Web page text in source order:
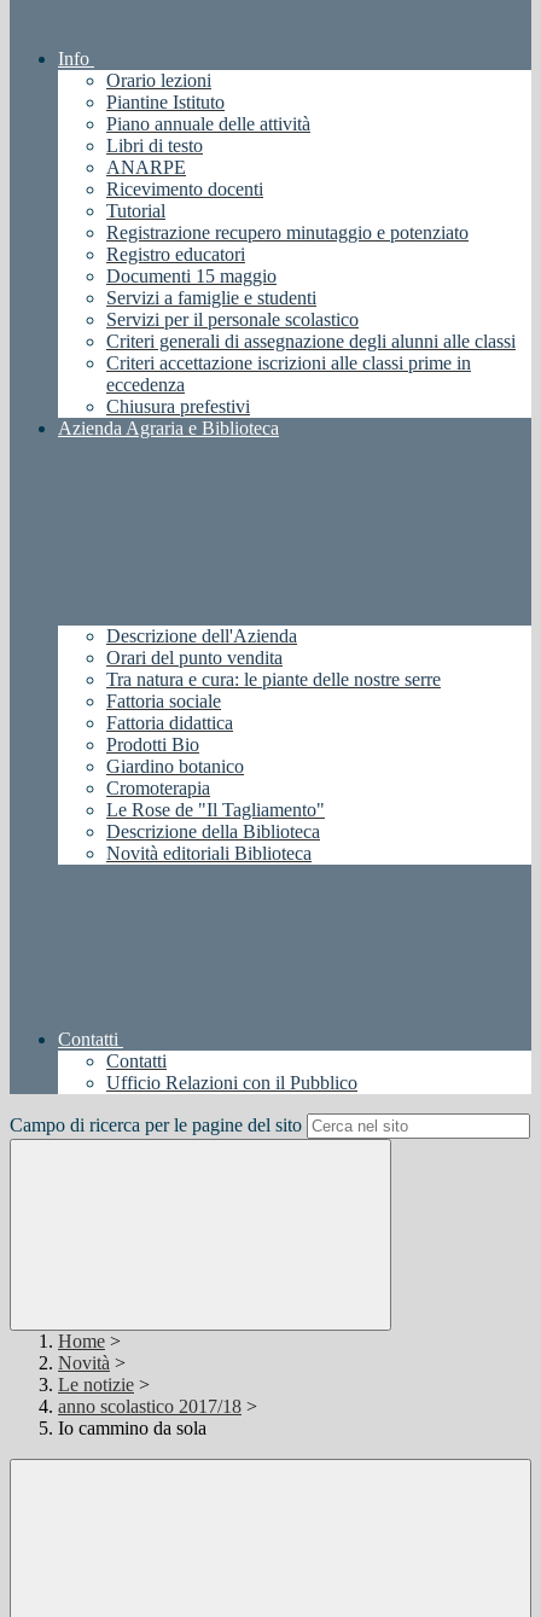
Info
Orario lezioni
Piantine Istituto
Piano annuale delle attività
Libri di testo
ANARPE
Ricevimento docenti
Tutorial
Registrazione recupero minutaggio e potenziato
Registro educatori
Documenti 15 maggio
Servizi a famiglie e studenti
Servizi per il personale scolastico
Criteri generali di assegnazione degli alunni alle classi
Criteri accettazione iscrizioni alle classi prime in
eccedenza
Chiusura prefestivi
Azienda Agraria e Biblioteca
Descrizione dell'Azienda
Orari del punto vendita
Tra natura e cura: le piante delle nostre serre
Fattoria sociale
Fattoria didattica
Prodotti Bio
Giardino botanico
Cromoterapia
Le Rose de "Il Tagliamento"
Descrizione della Biblioteca
Novità editoriali Biblioteca
Contatti
Contatti
Ufficio Relazioni con il Pubblico
Campo di ricerca per le pagine del sito
Home >
Novità >
Le notizie >
anno scolastico 2017/18 >
Io cammino da sola